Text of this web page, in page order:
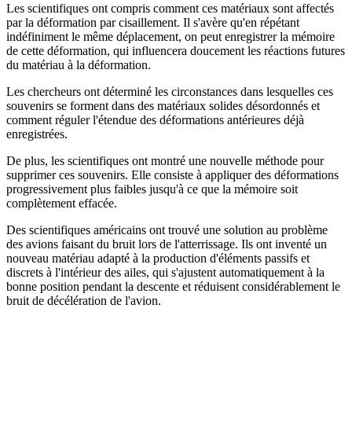
Les scientifiques ont compris comment ces matériaux sont affectés
par la déformation par cisaillement. Il s'avère qu'en répétant
indéfiniment le même déplacement, on peut enregistrer la mémoire
de cette déformation, qui influencera doucement les réactions futures
du matériau à la déformation.
Les chercheurs ont déterminé les circonstances dans lesquelles ces
souvenirs se forment dans des matériaux solides désordonnés et
comment réguler l'étendue des déformations antérieures déjà
enregistrées.
De plus, les scientifiques ont montré une nouvelle méthode pour
supprimer ces souvenirs. Elle consiste à appliquer des déformations
progressivement plus faibles jusqu'à ce que la mémoire soit
complètement effacée.
Des scientifiques américains ont trouvé une solution au problème
des avions faisant du bruit lors de l'atterrissage. Ils ont inventé un
nouveau matériau adapté à la production d'éléments passifs et
discrets à l'intérieur des ailes, qui s'ajustent automatiquement à la
bonne position pendant la descente et réduisent considérablement le
bruit de décélération de l'avion.